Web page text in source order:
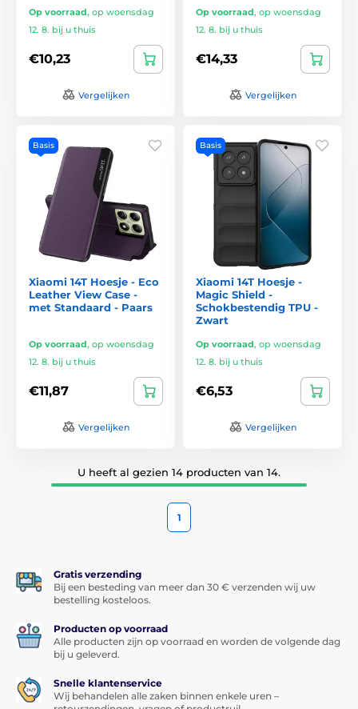
Op voorraad, op woensdag
12. 8. bij u thuis
€10,23
Vergelijken
Op voorraad, op woensdag
12. 8. bij u thuis
€14,33
Vergelijken
Basis
Xiaomi 14T Hoesje - Eco
Leather View Case -
met Standaard - Paars
Op voorraad, op woensdag
12. 8. bij u thuis
€11,87
Vergelijken
Basis
Xiaomi 14T Hoesje -
Magic Shield -
Schokbestendig TPU -
Zwart
Op voorraad, op woensdag
12. 8. bij u thuis
€6,53
Vergelijken
U heeft al gezien 14 producten van 14.
1
Gratis verzending
Bij een besteding van meer dan 30 € verzenden wij uw
bestelling kosteloos.
Producten op voorraad
Alle producten zijn op voorraad en worden de volgende dag
bij u geleverd.
Snelle klantenservice
Wij behandelen alle zaken binnen enkele uren –